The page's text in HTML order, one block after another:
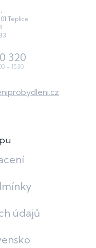
Teplice
320
údajů